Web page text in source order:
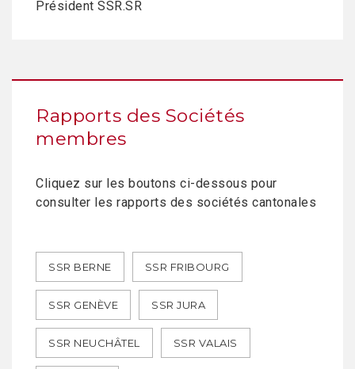
Président SSR.SR
Rapports des Sociétés
membres
Cliquez sur les boutons ci-dessous pour
consulter les rapports des sociétés cantonales
SSR BERNE SSR FRIBOURG
SSR GENÈVE SSR JURA
SSR NEUCHÂTEL SSR VALAIS